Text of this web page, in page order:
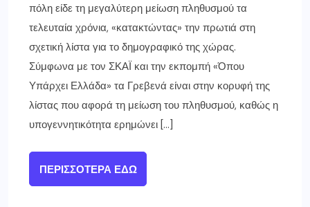
πόλη είδε τη μεγαλύτερη μείωση πληθυσμού τα
τελευταία χρόνια, «κατακτώντας» την πρωτιά στη
σχετική λίστα για το δημογραφικό της χώρας.
Σύμφωνα με τον ΣΚΑΪ και την εκπομπή «Όπου
Υπάρχει Ελλάδα» τα Γρεβενά είναι στην κορυφή της
λίστας που αφορά τη μείωση του πληθυσμού, καθώς η
υπογεννητικότητα ερημώνει […]
ΠΕΡΙΣΣΌΤΕΡΑ ΕΔΏ